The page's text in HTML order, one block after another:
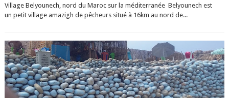
Village Belyounech, nord du Maroc sur la méditerranée Belyounech est
un petit village amazigh de pêcheurs situé à 16km au nord de...